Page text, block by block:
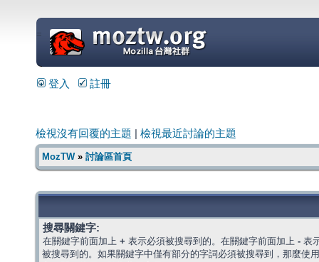
=
登入 註冊
檢視沒有回覆的主題 檢視最近討論的主題
MozTW» 討論區首頁
搜尋關鍵字:
在關鍵字前面加上 + 表示必須被搜尋到的。在關鍵字前面加上 - 表
被搜尋到的。如果關鍵字中僅有部分的字詞必須被搜尋到，那麼使